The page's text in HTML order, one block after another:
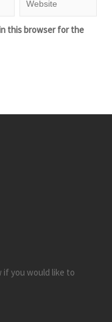
this browser for the
if you would like to